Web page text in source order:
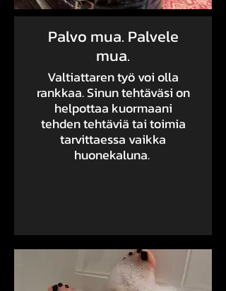
Palvo mua. Palvele
mua.
Valtiattaren työ voi olla
rankkaa. Sinun tehtäväsi on
helpottaa kuormaani
tehden tehtäviä tai toimia
tarvittaessa vaikka
huonekaluna.